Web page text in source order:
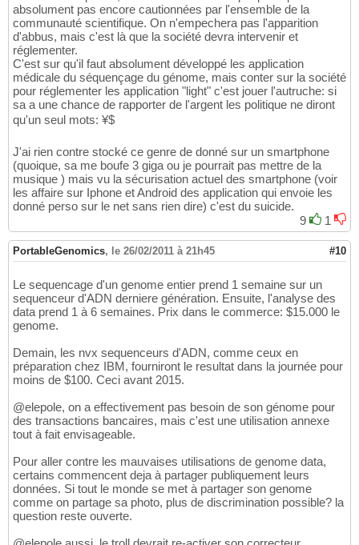
absolument pas encore cautionnées par l'ensemble de la
communauté scientifique. On n'empechera pas l'apparition
d'abbus, mais c'est là que la société devra intervenir et
réglementer.
C'est sur qu'il faut absolument développé les application
médicale du séquençage du génome, mais conter sur la société
pour réglementer les application "light" c'est jouer l'autruche: si
sa a une chance de rapporter de l'argent les politique ne diront
qu'un seul mots: ¥$
J'ai rien contre stocké ce genre de donné sur un smartphone
(quoique, sa me boufe 3 giga ou je pourrait pas mettre de la
musique ) mais vu la sécurisation actuel des smartphone (voir
les affaire sur Iphone et Android des application qui envoie les
donné perso sur le net sans rien dire) c'est du suicide.
9
1
PortableGenomics, le 26/02/2011 à 21h45 #10
Le sequencage d'un genome entier prend 1 semaine sur un
sequenceur d'ADN derniere génération. Ensuite, l'analyse des
data prend 1 à 6 semaines. Prix dans le commerce: $15.000 le
genome.
Demain, les nvx sequenceurs d'ADN, comme ceux en
préparation chez IBM, fourniront le resultat dans la journée pour
moins de $100. Ceci avant 2015.
@elepole, on a effectivement pas besoin de son génome pour
des transactions bancaires, mais c'est une utilisation annexe
tout à fait envisageable.
Pour aller contre les mauvaises utilisations de genome data,
certains commencent deja à partager publiquement leurs
données. Si tout le monde se met à partager son genome
comme on partage sa photo, plus de discrimination possible? la
question reste ouverte.